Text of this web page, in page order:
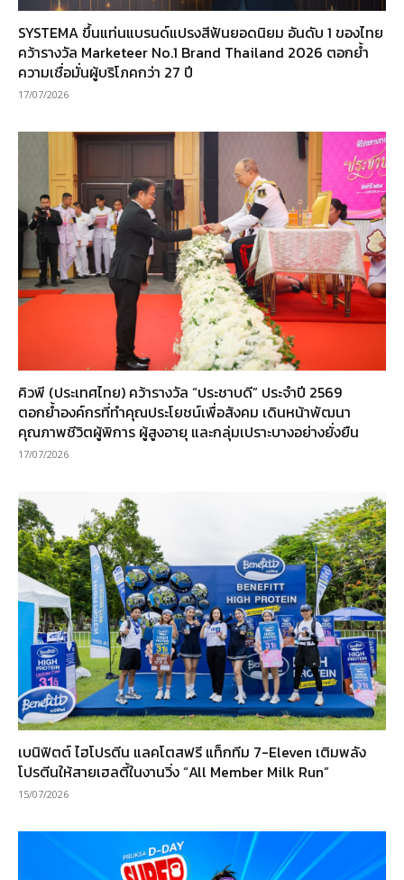
SYSTEMA ขึ้นแท่นแบรนด์แปรงสีฟันยอดนิยม อันดับ 1 ของไทย
คว้ารางวัล Marketeer No.1 Brand Thailand 2026 ตอกย้ำ
ความเชื่อมั่นผู้บริโภคกว่า 27 ปี
17/07/2026
คิวพี (ประเทศไทย) คว้ารางวัล “ประชาบดี” ประจำปี 2569
ตอกย้ำองค์กรที่ทำคุณประโยชน์เพื่อสังคม เดินหน้าพัฒนา
คุณภาพชีวิตผู้พิการ ผู้สูงอายุ และกลุ่มเปราะบางอย่างยั่งยืน
17/07/2026
เบนิฟิตต์ ไฮโปรตีน แลคโตสฟรี แท็กทีม 7-Eleven เติมพลัง
โปรตีนให้สายเฮลตี้ในงานวิ่ง “All Member Milk Run”
15/07/2026